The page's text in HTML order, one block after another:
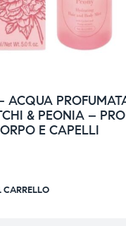
ACQUA
& PEONIA –
E CAPELLI
CARRELLO